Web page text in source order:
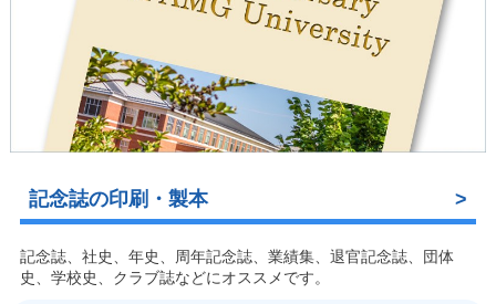
記念誌の印刷・製本
記念誌、社史、年史、周年記念誌、業績集、退官記念誌、団体
史、学校史、クラブ誌などにオススメです。